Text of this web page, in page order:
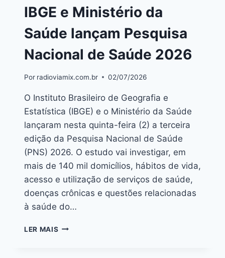
IBGE e Ministério da
Saúde lançam Pesquisa
Nacional de Saúde 2026
Por radioviamix.com.br 02/07/2026
O Instituto Brasileiro de Geografia e
Estatística (IBGE) e o Ministério da Saúde
lançaram nesta quinta-feira (2) a terceira
edição da Pesquisa Nacional de Saúde
(PNS) 2026. O estudo vai investigar, em
mais de 140 mil domicílios, hábitos de vida,
acesso e utilização de serviços de saúde,
doenças crônicas e questões relacionadas
à saúde do…
LER MAIS